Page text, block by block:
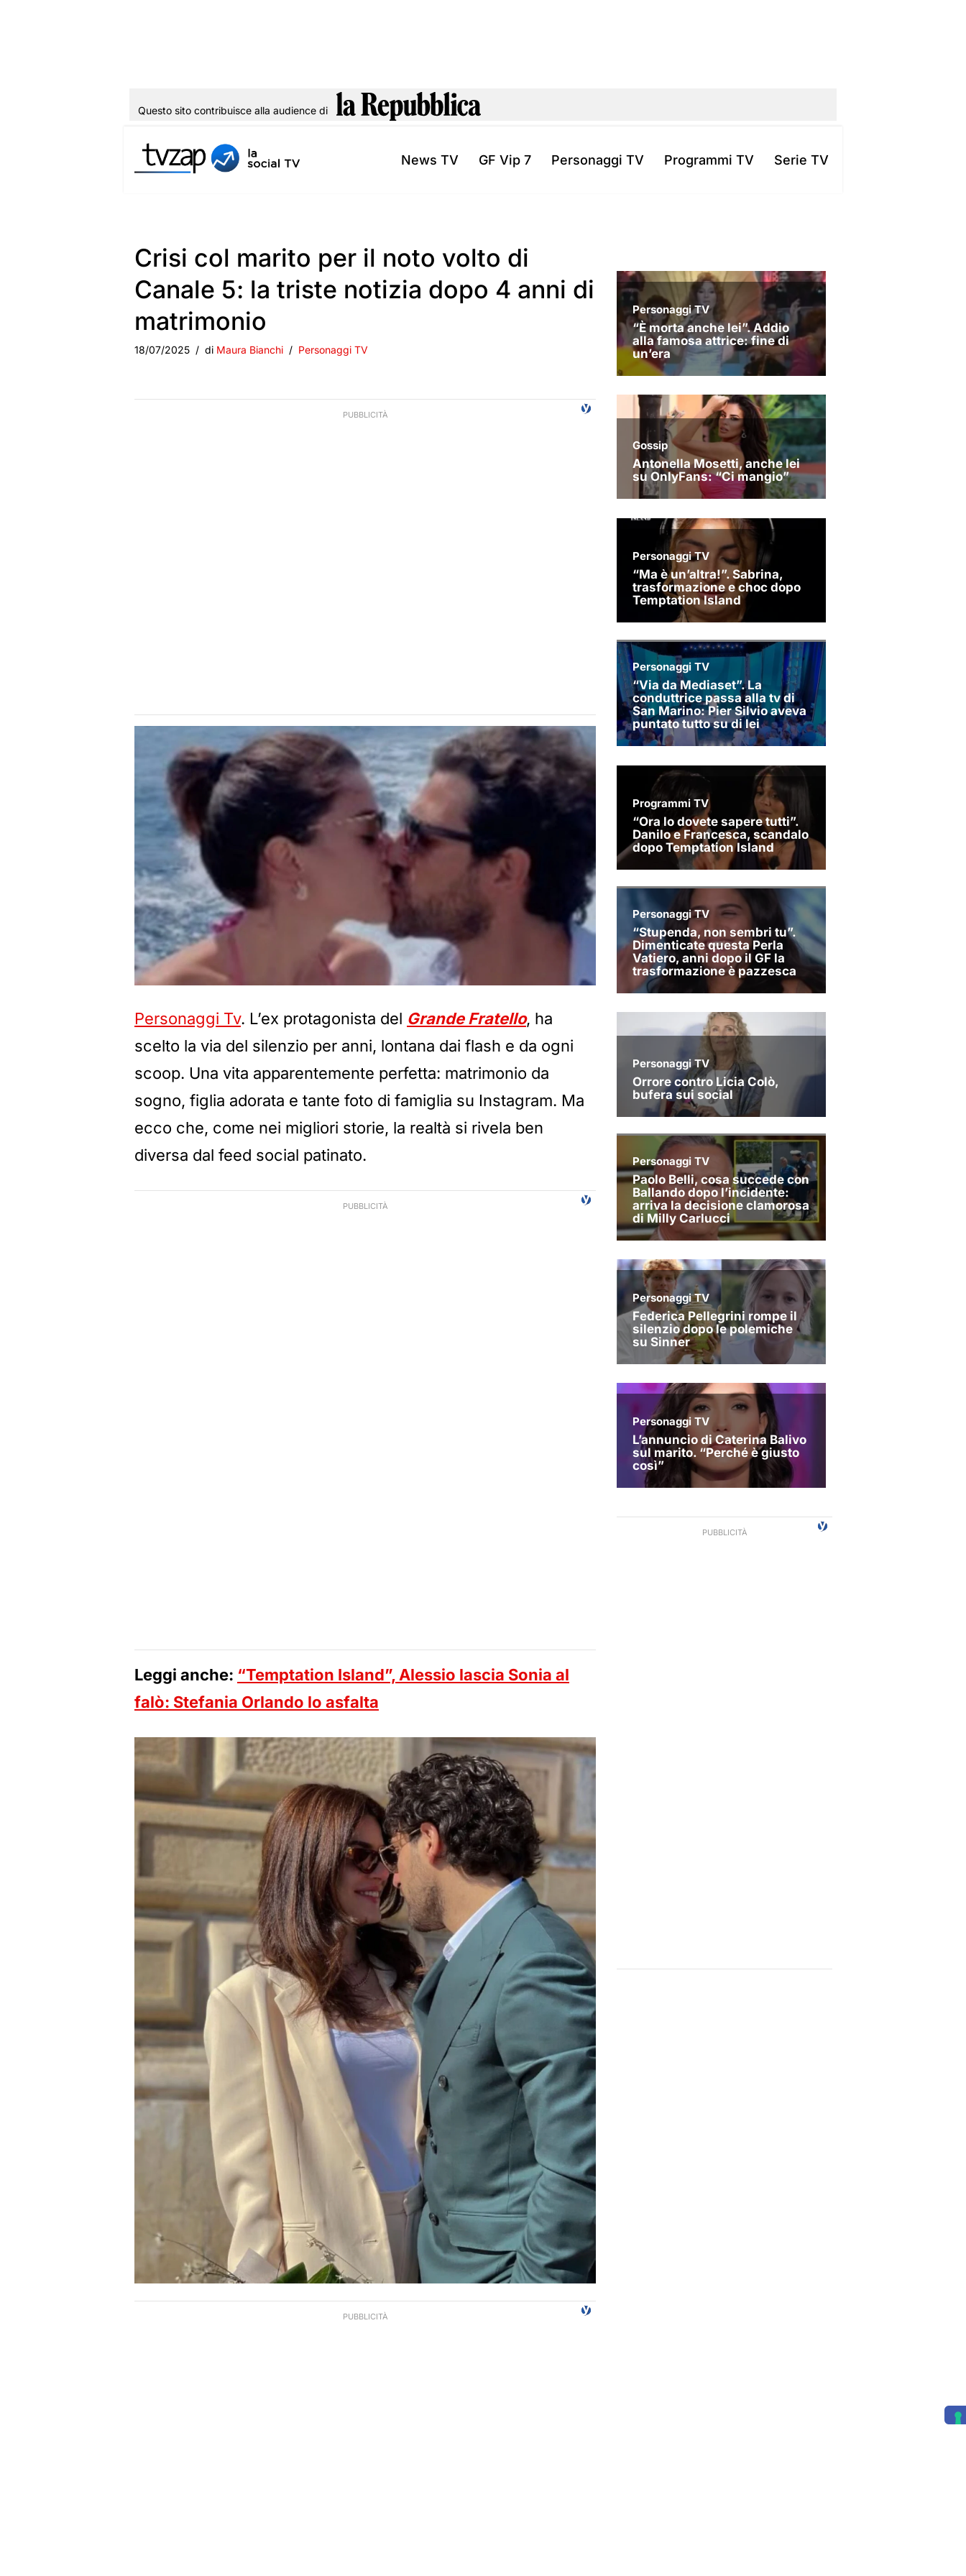
al
Questo sito contribuisce alla audience di
News TV GF Vip 7 Personaggi TV Programmi TV Serie TV
Crisi col marito per il noto volto di
Canale 5: la triste notizia dopo 4 anni di
matrimonio
18/07/2025 di Maura Bianchi Personaggi TV
Personaggi Tv. L’ex protagonista del Grande Fratello, ha
scelto la via del silenzio per anni, lontana dai flash e da ogni
scoop. Una vita apparentemente perfetta: matrimonio da
sogno, figlia adorata e tante foto di famiglia su Instagram. Ma
ecco che, come nei migliori storie, la realtà si rivela ben
diversa dal feed social patinato.
Leggi anche: “Temptation Island”, Alessio lascia Sonia al
falò: Stefania Orlando lo asfalta